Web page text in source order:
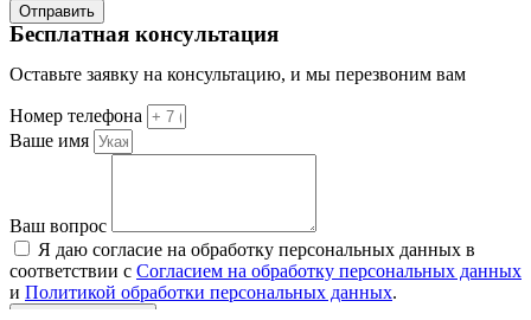
Отправить
Бесплатная консультация
Оставьте заявку на консультацию, и мы перезвоним вам
Номер телефона
Ваше имя
Ваш вопрос
Я даю согласие на обработку персональных данных в
соответствии с Согласием на обработку персональных данных
и Политикой обработки персональных данных.